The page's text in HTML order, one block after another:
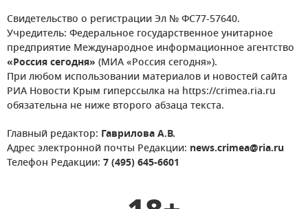
Свидетельство о регистрации Эл № ФС77-57640.
Учредитель: Федеральное государственное унитарное
предприятие Международное информационное агентство
«Россия сегодня» (МИА «Россия сегодня»).
При любом использовании материалов и новостей сайта
РИА Новости Крым гиперссылка на https://crimea.ria.ru
обязательна не ниже второго абзаца текста.
Главный редактор: Гаврилова А.В.
Адрес электронной почты Редакции: news.crimea@ria.ru
Телефон Редакции: 7 (495) 645-6601